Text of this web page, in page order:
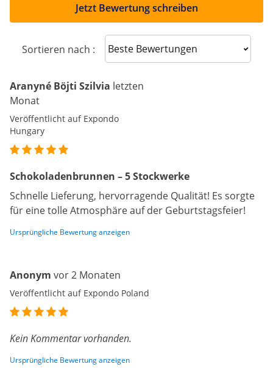
Jetzt Bewertung schreiben
Sortieren nach : Sort reviews
Aranyné Böjti Szilvia letzten
Monat
Veröffentlicht auf Expondo
Hungary
Schokoladenbrunnen – 5 Stockwerke
Schnelle Lieferung, hervorragende Qualität! Es sorgte
für eine tolle Atmosphäre auf der Geburtstagsfeier!
Ursprüngliche Bewertung anzeigen
Anonym vor 2 Monaten
Veröffentlicht auf Expondo Poland
Kein Kommentar vorhanden.
Ursprüngliche Bewertung anzeigen